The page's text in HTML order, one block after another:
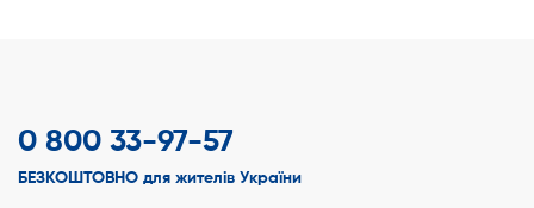
0 800 33-97-57
БЕЗКОШТОВНО для жителів України